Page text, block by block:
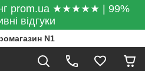
prom.ua ★★★★★ | 99%
відгуки
N1